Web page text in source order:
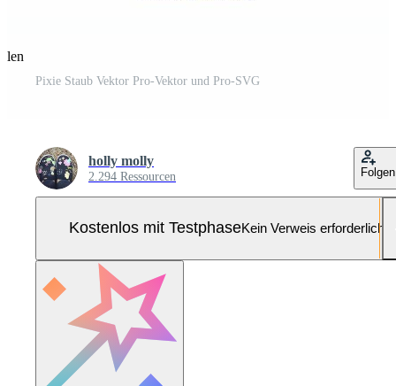
Pixie Staub Vektor Pro-Vektor und Pro-SVG
holly molly
2.294 Ressourcen Folgen
Kostenlos mit TestphaseKein Verweis erforderlich